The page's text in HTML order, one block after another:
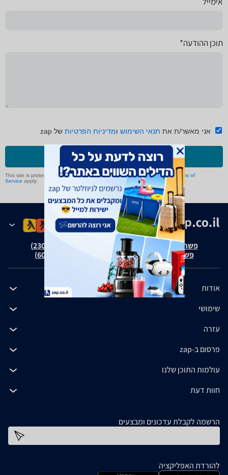
תוכן ההודעה*
אני מאשר/ת את תנאי השימוש ומדיניות הפרטיות של zap
שליחה
This site is protected by reCAPTCHA and the GooglePrivacy Policyand Terms of
Service apply.
פשרה בת"צ אבנצ'יק נ' זאפ גרופ (ת"צ 23008-08-20)
פשרה בת"צ כהנים נ' זאפ גרופ (ת"צ 60371-12-19)
אודות
שימושי
עזרה
פרסום ב-zap
עולמות התוכן שלנו
חוות דעת
הרשמה לקבלת עדכונים ומבצעים
להורדת האפליקציה